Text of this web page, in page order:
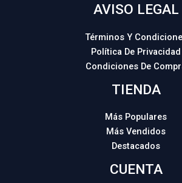
AVISO LEGAL
Términos Y
Política De Privacidad
Condiciones De
TIENDA
Más Populares
Más Vendidos
Destacados
CUENTA